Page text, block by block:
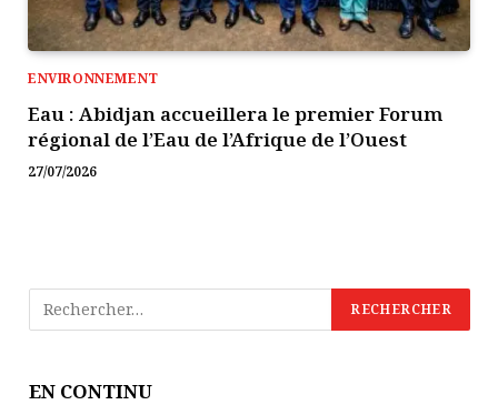
ENVIRONNEMENT
Eau : Abidjan accueillera le premier Forum
régional de l’Eau de l’Afrique de l’Ouest
27/07/2026
EN CONTINU